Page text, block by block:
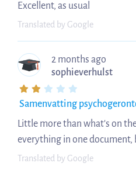
Excellent, as usual
Translated by Google
2 months ago
sophieverhulst
Samenvatting
Little more than what's on
everything in one
Translated by Google